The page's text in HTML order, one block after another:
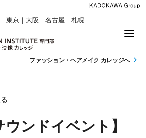
東京｜大阪｜名古屋｜札幌
ファッション・ ヘアメイク カレッジへ
ウンドイベント】